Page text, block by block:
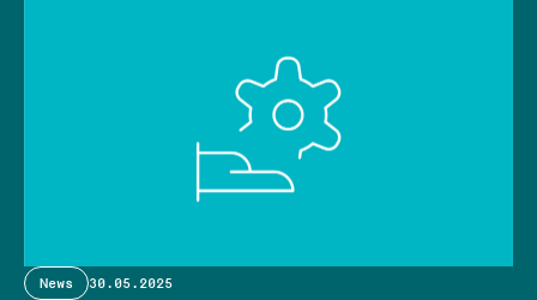
News 30.05.2025